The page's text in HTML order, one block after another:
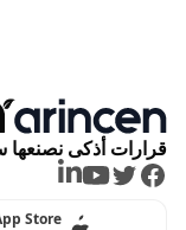
قرارات أذكى نصنعها
Facebook
Twitter
Youtube
LinkedIn
Store